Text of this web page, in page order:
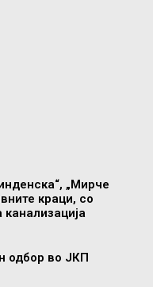
„Мирче
краци, со
одбор во ЈКП